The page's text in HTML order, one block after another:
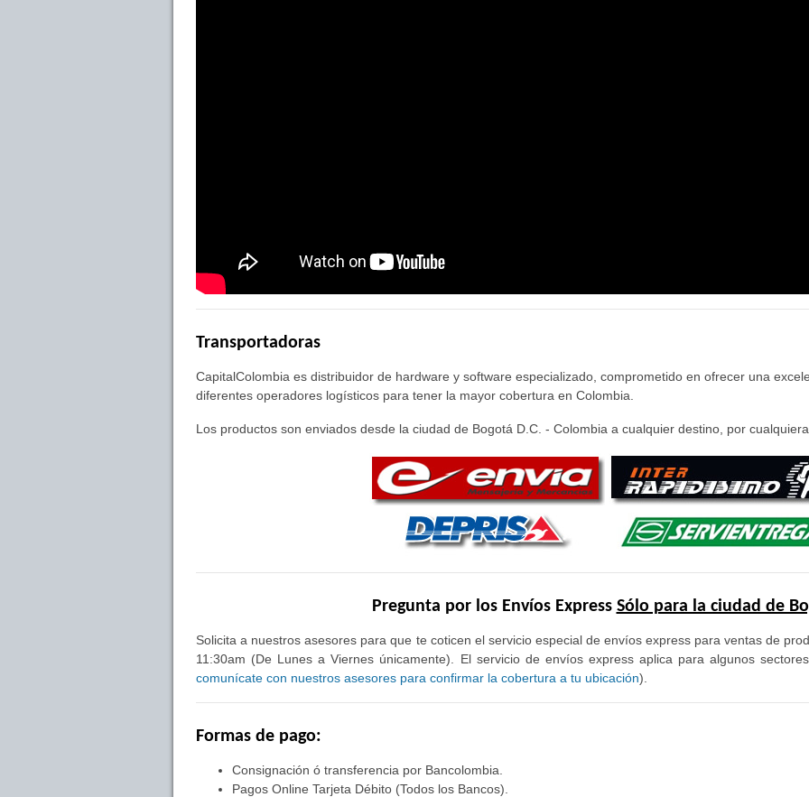
Transportadoras
CapitalColombia es distribuidor de hardware y software especializado, comprometido en ofrecer una
diferentes operadores logísticos para tener la mayor cobertura en Colombia.
Los productos son enviados desde la ciudad de Bogotá D.C. - Colombia a cualquier destino, por
Pregunta por los Envíos Express Sólo para la ciudad de
Solicita a nuestros asesores para que te coticen el servicio especial de envíos express para ventas de
11:30am (De Lunes a Viernes únicamente). El servicio de envíos express aplica para algunos
comunícate con nuestros asesores para confirmar la cobertura a tu ubicación).
Formas de pago:
Consignación ó transferencia por Bancolombia.
Pagos Online Tarjeta Débito (Todos los Bancos).